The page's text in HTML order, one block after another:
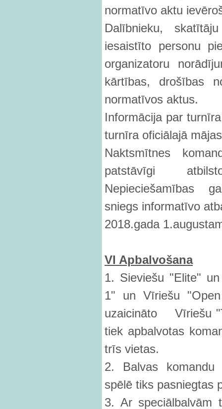
normatīvo aktu
Dalībnieku,
iesaistīto personu
organizatoru
kārtības, drošības
normatīvos aktus.
Informācija par
turnīra oficiālajā
Naktsmītnes
patstāvīgi
Nepieciešamības
sniegs informatīvo
2018.gada
VI Apbalvošana
1. Sieviešu "Elite"
1" un Vīriešu
uzaicināto Vīriešu
tiek apbalvotas
trīs vietas.
2. Balvas komandu
spēlē tiks pasniegtas
3. Ar speciālbalvām